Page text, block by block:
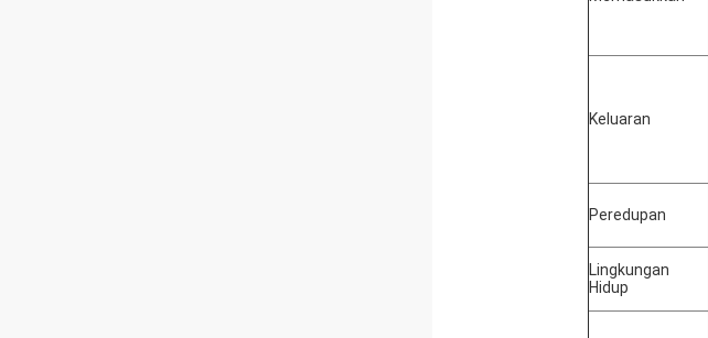
Keluaran
Peredupan
Lingkungan
Hidup